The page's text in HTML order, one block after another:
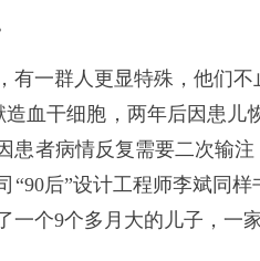
有一群人更显特殊，他们
血干细胞，两年后因患
患者病情反复需要二次输
“90后”设计工程师李斌同
一个9个多月大的儿子，一